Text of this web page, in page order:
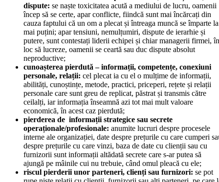
dispute: se naște toxicitatea acută a mediului de lucru, oamenii
încep să se certe, apar conflicte, fiindcă sunt mai încărcați din
cauza faptului că un om a plecat și întreaga muncă se împarte la
mai puțini; apar tensiuni, nemulțumiri, dispute de ierarhie și
putere, sunt contestați liderii echipei și chiar managerii firmei, în
loc să lucreze, oamenii se ceartă sau duc dispute absolut
neproductive;
cunoașterea pierdută – informații, competențe, conexiuni
personale, relații: cel plecat ia cu el o mulțime de informații,
abilități, cunoștințe, metode, practici, priceperi, rețete și relații
personale care sunt greu de replicat, păstrat și transmis către
ceilalți, iar informația înseamnă azi tot mai mult valoare
economică, în acest caz pierdută;
pierderea de informații strategice sau secrete
operaționale/profesionale: anumite lucruri despre procesele
interne ale organizației, date despre prețurile cu care cumperi
despre prețurile cu care vinzi, baza de date cu clienții sau cu
furnizorii sunt informații altădată secrete care s-ar putea să
ajungă pe mâinile cui nu trebuie, când omul pleacă cu ele;
riscul pierderii unor parteneri, clienți sau furnizori: se pot